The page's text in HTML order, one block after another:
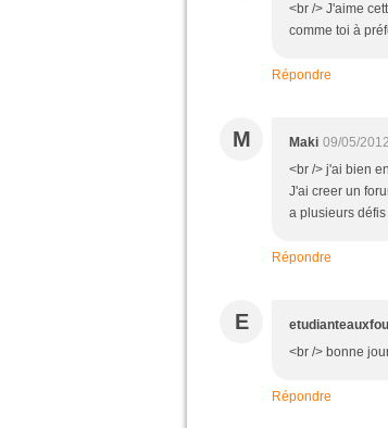
<br /> J'aime
comme toi à
Répondre
M Maki 09/05/
<br /> j'ai bien
J'ai creer un
a plusieurs
Répondre
E
<br /> bonne
Répondre